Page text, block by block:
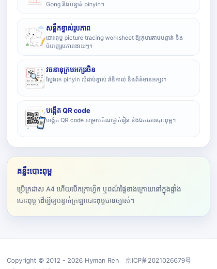
Gong និងបន្ទាត់ pinyin។
សន្លឹកខ្ទាស់រូបភាព
បោះពុម្ព picture tracing worksheet ឱ្យកុមារតាមបន្ទាត់ និង
បំពេញរូបភាពងាយៗ។
វចនានុក្រមអក្សរចិន
ស្វែងរក pinyin លំដាប់ខ្ទាស់ រ៉ាឌីកាល់ និងព័ត៌មានអក្សរ។
បង្កើត QR code
បង្កើត QR code សម្រាប់តំណថ្នាក់រៀន និងឯកសារបោះពុម្ព។
គន្លឹះបោះពុម្ព
ប្រើក្រដាស A4 ហើយបើកក្រាហ្វិក ឬពណ៌ផ្ទៃខាងក្រោយនៅក្នុងផ្ទាំង
បោះពុម្ព ដើម្បីឲ្យបន្ទាត់ក្រឡាបោះពុម្ពបានច្បាស់។
Copyright © 2012 - 2026 Hyman Ren 京ICP备2021026679号